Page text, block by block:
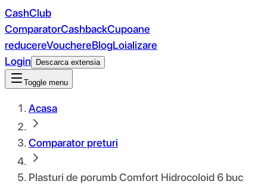
CashClub
ComparatorCashbackCupoane
reducereVouchereBlogLoializare
Login
Descarca extensia
Toggle menu
Acasa
Comparator preturi
Plasturi de porumb Comfort Hidrocoloid 6 buc